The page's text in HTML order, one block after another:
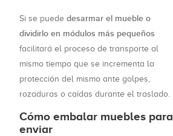
Si se puede desarmar el mueble o
dividirlo en módulos más pequeños
facilitará el proceso de transporte al
mismo tiempo que se incrementa la
protección del mismo ante golpes,
rozaduras o caídas durante el traslado.
Cómo embalar muebles para
enviar